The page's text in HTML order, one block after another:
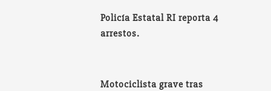
Policía Estatal RI reporta 4
arrestos.
Motociclista grave tras